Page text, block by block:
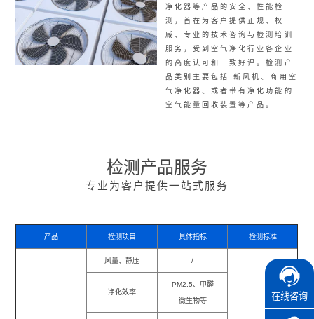
在线咨询
净化器等产品的安全、性能检
测，首在为客户提供正规、权
威、专业的技术咨询与检测培训
服务，受到空气净化行业各企业
的高度认可和一致好评。检测产
品类别主要包括:新风机、商用空
气净化器、或者带有净化功能的
空气能量回收装置等产品。
检测产品服务
专业为客户提供一站式服务
产品 检测项目 具体指标 检测标准
风量、静压 /
净化效率
PM2.5、甲醛
微生物等